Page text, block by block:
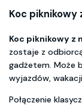
Koc piknikowy
Koc piknikowy z
zostaje z
gadżetem. Może
wyjazdów,
Połączenie